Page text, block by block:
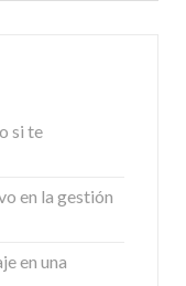
si te
en la gestión
en una